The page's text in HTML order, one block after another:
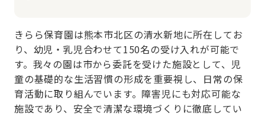
きらら保育園は熊本市北区の清水新地に所在してお
り、幼児・乳児合わせて150名の受け入れが可能で
す。我々の園は市から委託を受けた施設として、児
童の基礎的な生活習慣の形成を重要視し、日常の保
育活動に取り組んでいます。障害児にも対応可能な
施設であり、安全で清潔な環境づくりに徹底してい